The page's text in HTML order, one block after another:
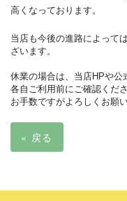
高くなっております。
当店も今後の進路によって
ざいます。
休業の場合は、当店HPや公
各自ご利用前にご確認くださ
お手数ですがよろしくお願
« 戻る